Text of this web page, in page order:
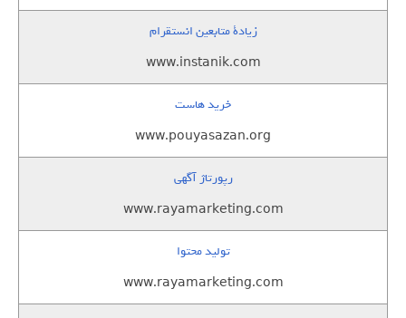
زيادة متابعين انستقرام
www.instanik.com
خرید هاست
www.pouyasazan.org
رپورتاژ آگهی
www.rayamarketing.com
تولید محتوا
www.rayamarketing.com